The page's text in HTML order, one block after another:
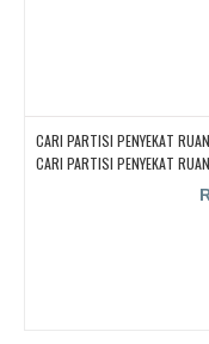
CARI PARTISI PENYEKAT
CARI PARTISI PENYEKAT
CARI PARTISI PENYEKAT
CARI PARTISI PENYEKAT